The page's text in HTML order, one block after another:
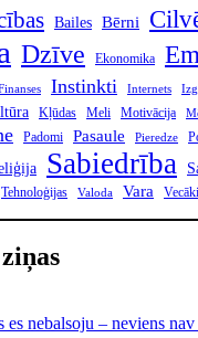
Bailes Bērni
Dzīve Ekonomika
Instinkti Internets
Kļūdas Meli Motivācija
Padomi Pasaule Pieredze
Sabiedrība
Tehnoloģijas Valoda Vara Vecāki
es nebalsoju – neviens